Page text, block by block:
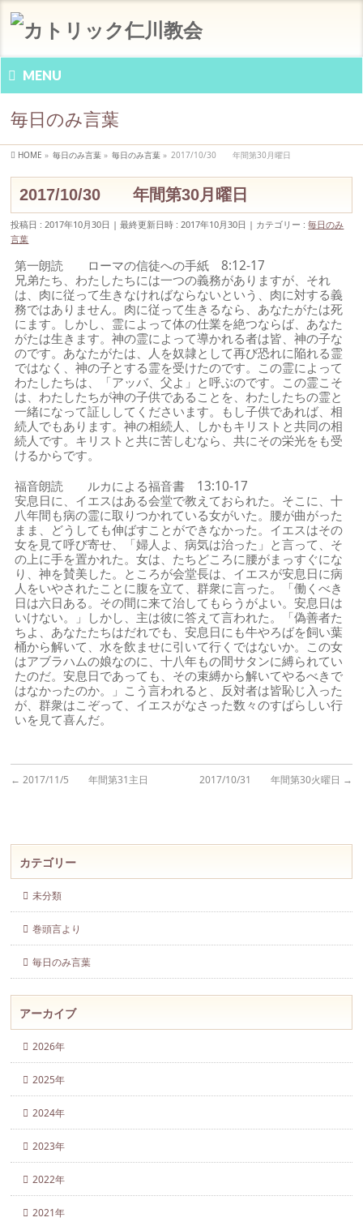
MENU
毎日のみ言葉
HOME » 毎日のみ言葉 » 毎日のみ言葉 » 2017/10/30 年間第30月曜日
2017/10/30 年間第30月曜日
投稿日 : 2017年10月30日 最終更新日時 : 2017年10月30日 カテゴリー :毎日のみ
言葉
第一朗読 ローマの信徒への手紙 8:12-17
兄弟たち、わたしたちには一つの義務がありますが、それ
は、肉に従って生きなければならないという、肉に対する義
務ではありません。肉に従って生きるなら、あなたがたは死
にます。しかし、霊によって体の仕業を絶つならば、あなた
がたは生きます。神の霊によって導かれる者は皆、神の子な
のです。あなたがたは、人を奴隷として再び恐れに陥れる霊
ではなく、神の子とする霊を受けたのです。この霊によって
わたしたちは、「アッバ、父よ」と呼ぶのです。この霊こそ
は、わたしたちが神の子供であることを、わたしたちの霊と
一緒になって証ししてくださいます。もし子供であれば、相
続人でもあります。神の相続人、しかもキリストと共同の相
続人です。キリストと共に苦しむなら、共にその栄光をも受
けるからです。
福音朗読 ルカによる福音書 13:10-17
安息日に、イエスはある会堂で教えておられた。そこに、十
八年間も病の霊に取りつかれている女がいた。腰が曲がった
まま、どうしても伸ばすことができなかった。イエスはその
女を見て呼び寄せ、「婦人よ、病気は治った」と言って、そ
の上に手を置かれた。女は、たちどころに腰がまっすぐにな
り、神を賛美した。ところが会堂長は、イエスが安息日に病
人をいやされたことに腹を立て、群衆に言った。「働くべき
日は六日ある。その間に来て治してもらうがよい。安息日は
いけない。」しかし、主は彼に答えて言われた。「偽善者た
ちよ、あなたたちはだれでも、安息日にも牛やろばを飼い葉
桶から解いて、水を飲ませに引いて行くではないか。この女
はアブラハムの娘なのに、十八年もの間サタンに縛られてい
たのだ。安息日であっても、その束縛から解いてやるべきで
はなかったのか。」こう言われると、反対者は皆恥じ入った
が、群衆はこぞって、イエスがなさった数々のすばらしい行
いを見て喜んだ。
← 2017/11/5 年間第31主日 2017/10/31 年間第30火曜日 →
カテゴリー
未分類
巻頭言より
毎日のみ言葉
アーカイブ
2026年
2025年
2024年
2023年
2022年
2021年